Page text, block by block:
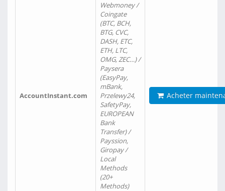
AccountInstant.com
Webmoney /
Coingate
(BTC, BCH,
BTG, CVC,
DASH, ETC,
ETH, LTC,
OMG, ZEC…) /
Paysera
(EasyPay,
mBank,
Przelewy24,
SafetyPay,
EUROPEAN
Bank
Transfer) /
Payssion,
Giropay /
Local
Methods
(20+
Methods)
Acheter